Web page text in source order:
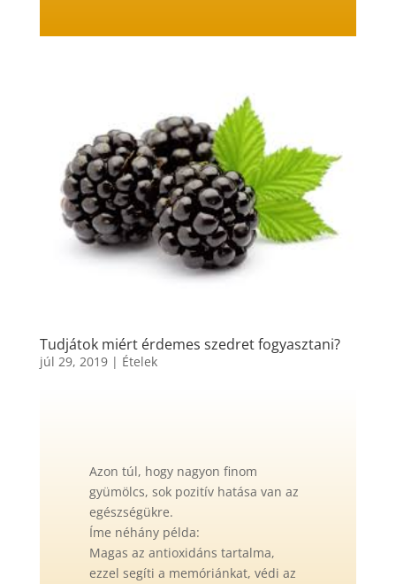
Tudjátok miért érdemes szedret fogyasztani?
júl 29, 2019| Ételek
Azon túl, hogy nagyon finom
gyümölcs, sok pozitív hatása van az
egészségükre.
Íme néhány példa:
Magas az antioxidáns tartalma,
ezzel segíti a memóriánkat, védi az